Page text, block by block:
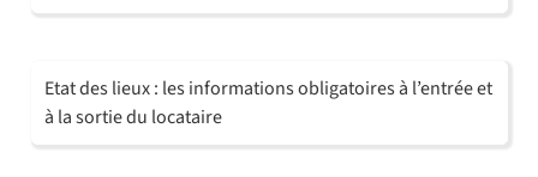
Etat des lieux : les informations obligatoires à l’entrée et
à la sortie du locataire